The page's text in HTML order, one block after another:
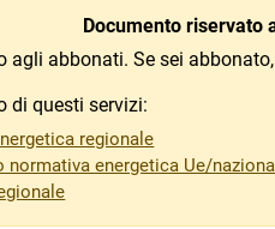
Documento riservato
agli abbonati. Se sei
di questi servizi:
regionale
energetica Ue/